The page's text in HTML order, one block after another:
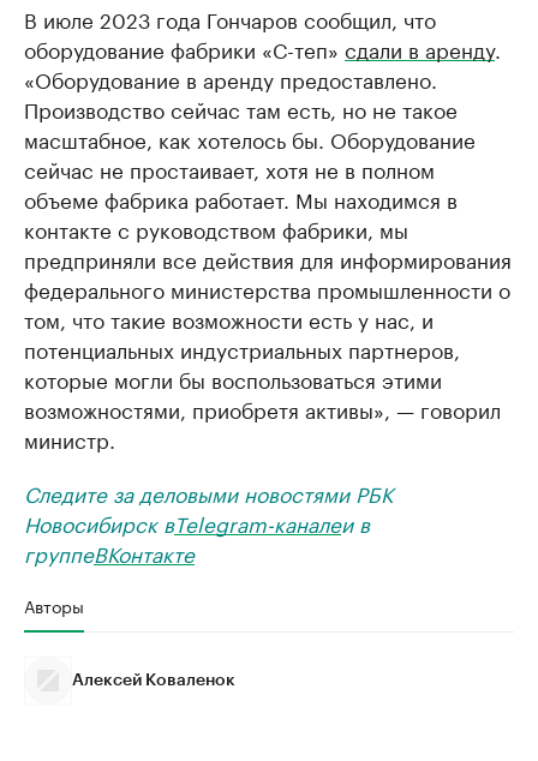
В июле 2023 года Гончаров сообщил, что
оборудование фабрики «С-теп» сдали в аренду.
«Оборудование в аренду предоставлено.
Производство сейчас там есть, но не такое
масштабное, как хотелось бы. Оборудование
сейчас не простаивает, хотя не в полном
объеме фабрика работает. Мы находимся в
контакте с руководством фабрики, мы
предприняли все действия для информирования
федерального министерства промышленности о
том, что такие возможности есть у нас, и
потенциальных индустриальных партнеров,
которые могли бы воспользоваться этими
возможностями, приобретя активы», — говорил
министр.
Следите за деловыми новостями РБК
Новосибирск вTelegram-каналеи в
группеВКонтакте
Авторы
Алексей Коваленок